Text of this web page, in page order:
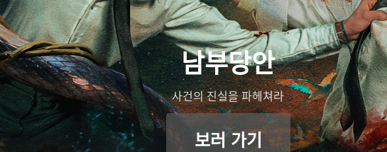
남부당안
사건의 진실을 파헤쳐라
보러 가기